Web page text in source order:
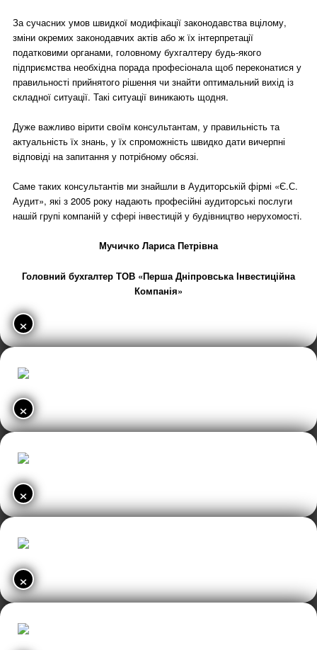
За сучасних умов швидкої модифікації законодавства вцілому,
зміни окремих законодавчих актів або ж їх інтерпретації
податковими органами, головному бухгалтеру будь-якого
підприємства необхідна порада професіонала щоб переконатися у
правильності прийнятого рішення чи знайти оптимальний вихід із
складної ситуації. Такі ситуації виникають щодня.
Дуже важливо вірити своїм консультантам, у правильність та
актуальність їх знань, у їх спроможність швидко дати вичерпні
відповіді на запитання у потрібному обсязі.
Саме таких консультантів ми знайшли в Аудиторській фірмі «Є.С.
Аудит», які з 2005 року надають професійні аудиторські послуги
нашій групі компаній у сфері інвестицій у будівництво нерухомості.
Мучичко Лариса Петрівна
Головний бухгалтер ТОВ «Перша Дніпровська Інвестиційна
Компанія»
×
×
×
×